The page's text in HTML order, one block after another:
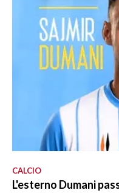
CALCIO
L'esterno Dumani